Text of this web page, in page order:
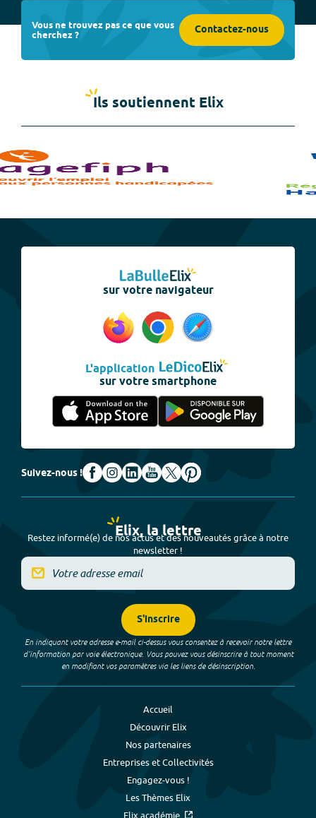
Vous ne trouvez pas ce que vous
cherchez ? Contactez-nous
Ils soutiennent Elix
sur votre navigateur
L'application
sur votre smartphone
Suivez-nous !
Elix, la lettre
Restez informé(e) de nos actus et des nouveautés grâce à notre
newsletter !
S'inscrire
En indiquant votre adresse e-mail ci-dessus vous consentez à recevoir notre lettre
d’information par voie électronique. Vous pouvez vous désinscrire à tout moment
en modifiant vos paramètres via les liens de désinscription.
Accueil
Découvrir Elix
Nos partenaires
Entreprises et Collectivités
Engagez-vous !
Les Thèmes Elix
Elix académie